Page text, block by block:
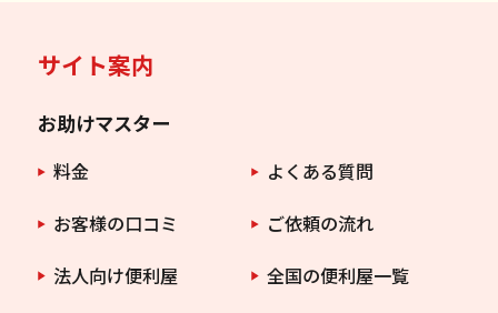
サイト案内
お助けマスター
料金
よくある質問
お客様の口コミ
ご依頼の流れ
法人向け便利屋
全国の便利屋一覧